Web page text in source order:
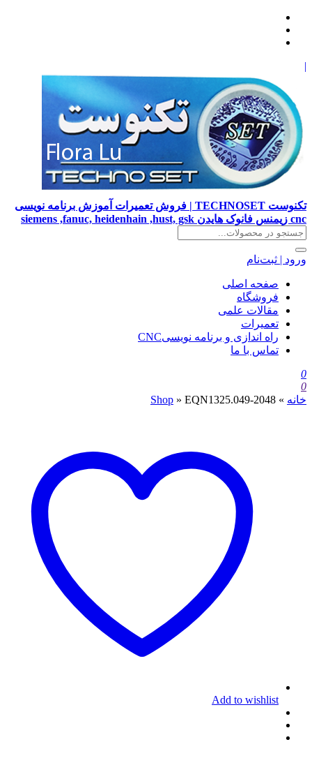
|
تکنوست TECHNOSET | فروش تعمیرات آموزش برنامه نویسی
cnc زیمنس فانوک هایدن siemens ,fanuc, heidenhain ,hust, gsk
ورود | ثبت‌نام
صفحه اصلی
فروشگاه
مقالات علمی
تعمیرات
راه اندازی و برنامه نویسیCNC
تماس با ما
0
0
خانه »
Shop » EQN1325.049-2048
Add to wishlist